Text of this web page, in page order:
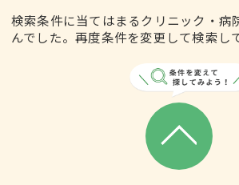
検索条件に当てはまるクリニック・病
んでした。再度条件を変更して検索し